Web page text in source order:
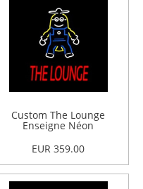
Custom The Lounge
Enseigne Néon
EUR 359.00